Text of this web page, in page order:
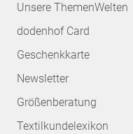
Unsere ThemenWelten
dodenhof Card
Geschenkkarte
Newsletter
Größenberatung
Textilkundelexikon